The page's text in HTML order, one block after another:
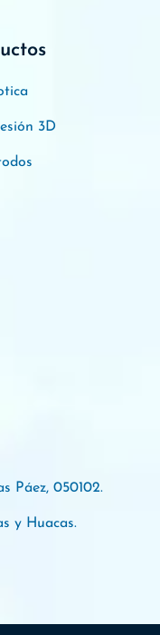
3D
Páez, 050102.
y Huacas.